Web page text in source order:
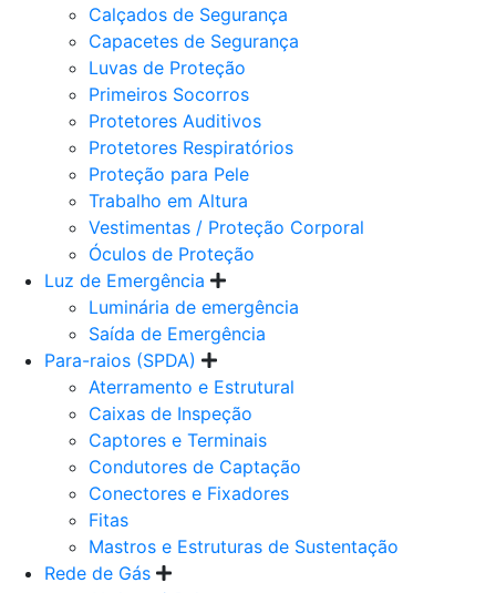
Calçados de Segurança
Capacetes de Segurança
Luvas de Proteção
Primeiros Socorros
Protetores Auditivos
Protetores Respiratórios
Proteção para Pele
Trabalho em Altura
Vestimentas / Proteção Corporal
Óculos de Proteção
Luz de Emergência
Luminária de emergência
Saída de Emergência
Para-raios (SPDA)
Aterramento e Estrutural
Caixas de Inspeção
Captores e Terminais
Condutores de Captação
Conectores e Fixadores
Fitas
Mastros e Estruturas de Sustentação
Rede de Gás